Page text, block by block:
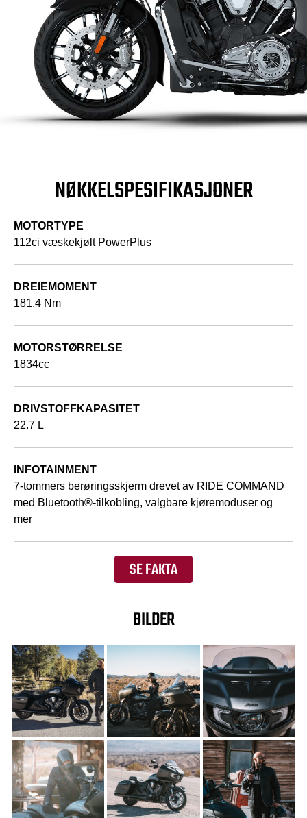
NØKKELSPESIFIKASJONER
MOTORTYPE
112ci væskekjølt PowerPlus
DREIEMOMENT
181.4 Nm
MOTORSTØRRELSE
1834cc
DRIVSTOFFKAPASITET
22.7 L
INFOTAINMENT
7-tommers berøringsskjerm drevet av RIDE COMMAND
med Bluetooth®-tilkobling, valgbare kjøremoduser og
mer
SE FAKTA
BILDER